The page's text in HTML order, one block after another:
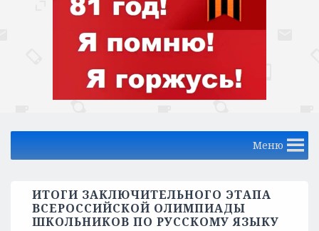
Меню
ИТОГИ ЗАКЛЮЧИТЕЛЬНОГО ЭТАПА
ВСЕРОССИЙСКОЙ ОЛИМПИАДЫ
ШКОЛЬНИКОВ ПО РУССКОМУ ЯЗЫКУ